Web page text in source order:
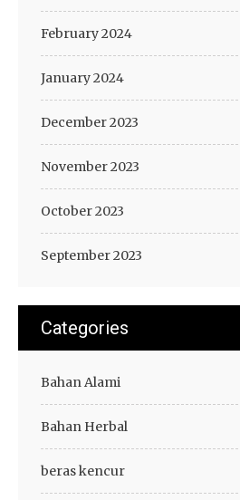
February 2024
January 2024
December 2023
November 2023
October 2023
September 2023
Categories
Bahan Alami
Bahan Herbal
beras kencur